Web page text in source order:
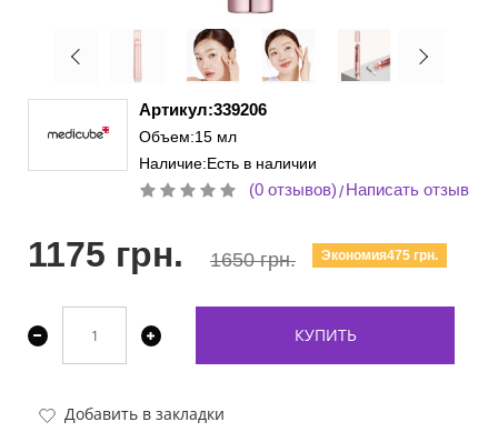
Артикул:339206
Объем:15 мл
Наличие:Есть в наличии
(0 отзывов)/Написать отзыв
1175 грн. 1650 грн. Экономия475 грн.
КУПИТЬ
Добавить в закладки